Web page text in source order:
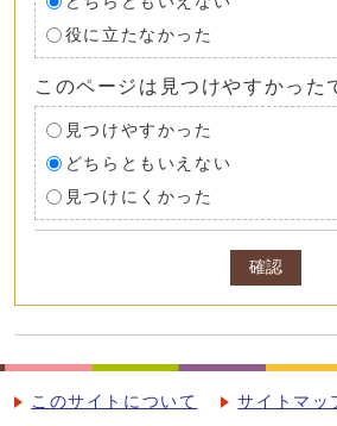
役に立たなかった
このページは見つけやすかった
見つけやすかった
どちらともいえない
見つけにくかった
確認
このサイトについて サイトマッ